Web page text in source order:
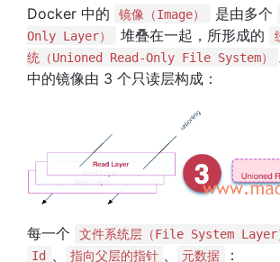
Docker 中的 镜像（Image） 是由多个
Only Layer）
堆叠在一起，所形成的
统（Unioned Read-Only File System）
中的镜像由 3 个只读层构成：
每一个 文件系统层（File System Layer
Id 指向父层的指针 元数据 ：